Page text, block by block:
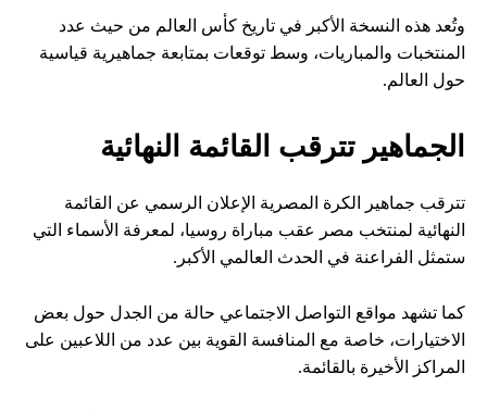
وتُعد هذه النسخة الأكبر في تاريخ كأس العالم من حيث عدد
المنتخبات والمباريات، وسط توقعات بمتابعة جماهيرية قياسية
حول العالم.
الجماهير تترقب القائمة النهائية
تترقب جماهير الكرة المصرية الإعلان الرسمي عن القائمة
النهائية لمنتخب مصر عقب مباراة روسيا، لمعرفة الأسماء التي
ستمثل الفراعنة في الحدث العالمي الأكبر.
كما تشهد مواقع التواصل الاجتماعي حالة من الجدل حول بعض
الاختيارات، خاصة مع المنافسة القوية بين عدد من اللاعبين على
المراكز الأخيرة بالقائمة.